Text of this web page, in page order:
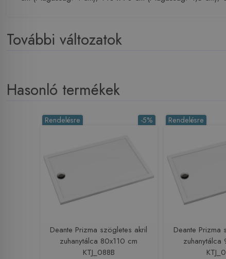
További változatok
Hasonló termékek
-5%
Rendelésre
Deante Prizma szögletes akril
zuhanytálca 80x110 cm
KTJ_088B
Rendelésre
Deante Prizma
zuhanytálca